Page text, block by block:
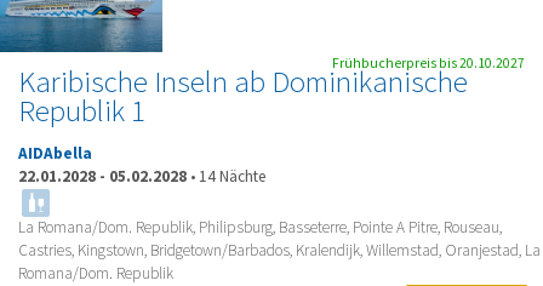
Karibische Inseln ab Dominikanische
Republik 1
AIDAbella
22.01.2028 - 05.02.2028 • 14 Nächte
La Romana/Dom. Republik, Philipsburg, Basseterre, Pointe A Pitre, Rouseau,
Castries, Kingstown, Bridgetown/Barbados, Kralendijk, Willemstad, Oranjestad, La
Romana/Dom. Republik
Frühbucherpreis bis 20.10.2027